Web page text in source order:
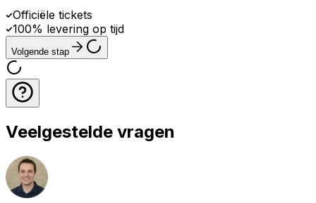
Officiële tickets
100% levering op tijd
Volgende stap
Veelgestelde vragen